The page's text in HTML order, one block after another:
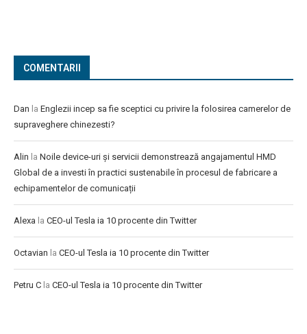
COMENTARII
Dan la Englezii incep sa fie sceptici cu privire la folosirea camerelor de
supraveghere chinezesti?
Alin la Noile device-uri și servicii demonstrează angajamentul HMD
Global de a investi în practici sustenabile în procesul de fabricare a
echipamentelor de comunicații
Alexa la CEO-ul Tesla ia 10 procente din Twitter
Octavian la CEO-ul Tesla ia 10 procente din Twitter
Petru C la CEO-ul Tesla ia 10 procente din Twitter